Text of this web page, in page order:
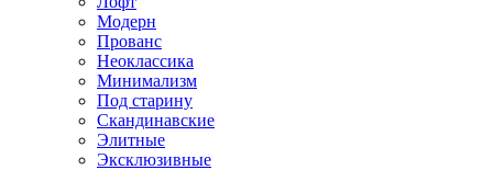
Модерн
Прованс
Неоклассика
Минимализм
Под старину
Скандинавские
Элитные
Эксклюзивные